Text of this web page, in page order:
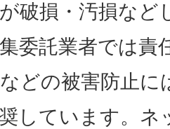
破損・汚損など
委託業者では責
どの被害防止に
しています。ネ